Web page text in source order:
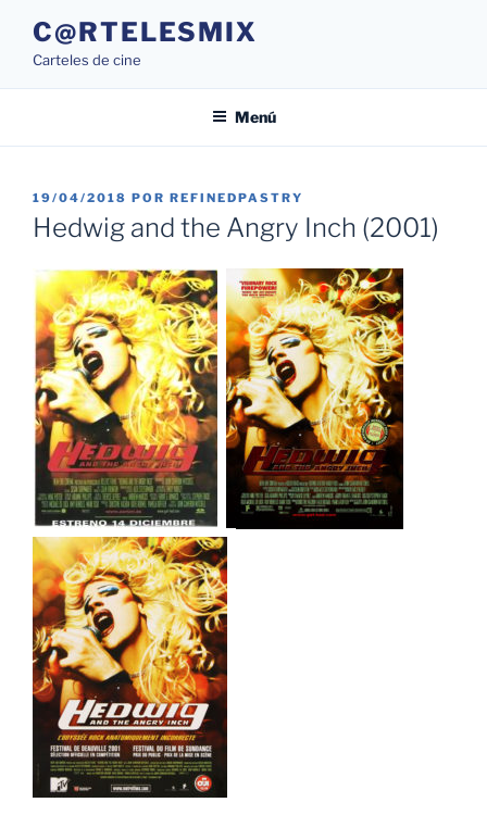
contenido
C@RTELESMIX
Carteles de cine
Menú
PUBLICADO
EL
19/04/2018 POR REFINEDPASTRY
Hedwig and the Angry Inch (2001)